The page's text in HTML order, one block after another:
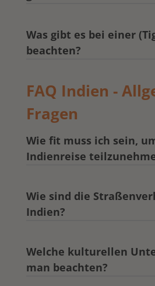
Was gibt es bei einer
beachten?
FAQ Indien -
Fragen
Wie fit muss ich sein,
Indienreise
Wie sind die
Indien?
Welche kulturellen
man beachten?